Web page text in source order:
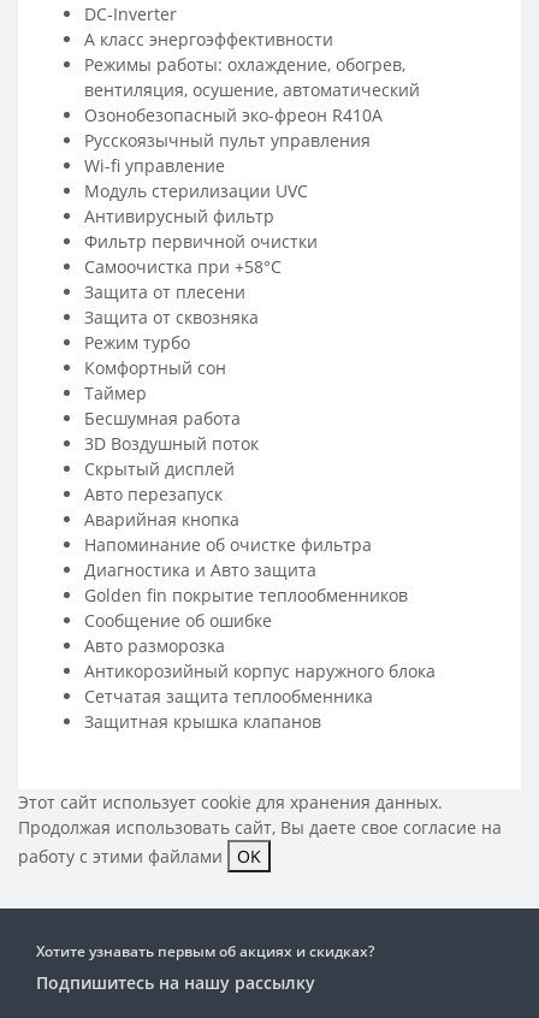
DC-Inverter
A класс энергоэффективности
Режимы работы: охлаждение, обогрев,
вентиляция, осушение, автоматический
Озонобезопасный эко-фреон R410A
Русскоязычный пульт управления
Wi-fi управление
Модуль стерилизации UVC
Антивирусный фильтр
Фильтр первичной очистки
Самоочистка при +58°C
Защита от плесени
Защита от сквозняка
Режим турбо
Комфортный сон
Таймер
Бесшумная работа
3D Воздушный поток
Скрытый дисплей
Авто перезапуск
Аварийная кнопка
Напоминание об очистке фильтра
Диагностика и Авто защита
Golden fin покрытие теплообменников
Сообщение об ошибке
Авто разморозка
Антикорозийный корпус наружнoго блока
Cетчатая защита теплообменника
Защитная крышка клапанов
Этот сайт использует cookie для хранения данных.
Продолжая использовать сайт, Вы даете свое согласие на
работу с этими файлами
OK
Хотите узнавать первым об акциях и скидках?
Подпишитесь на нашу рассылку